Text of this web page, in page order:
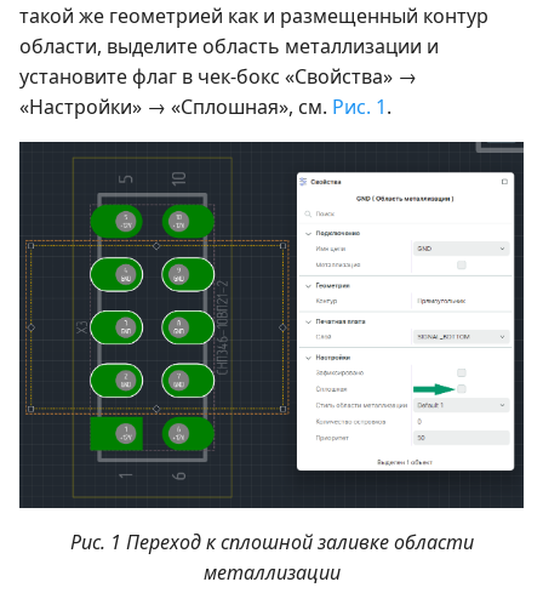
такой же геометрией как и размещенный контур
области, выделите область металлизации и
установите флаг в чек-бокс «Свойства» →
«Настройки» → «Сплошная», см. Рис. 1.
Рис. 1 Переход к сплошной заливке области
металлизации